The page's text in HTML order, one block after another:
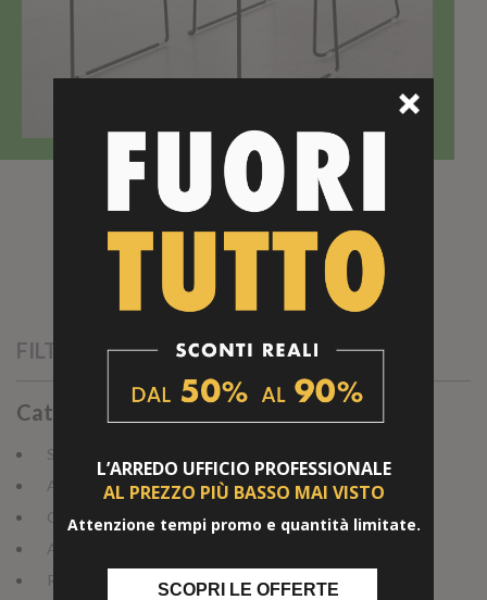
Scrivania Small Desk con Seduta Yucca
RICHEDI OFFERTA
FILTRI
Categorie
Sedie (15)
Armadio per Ufficio (28)
Cassettiere (5)
Accessori (33)
Reception (26)
L’ARREDO UFFICIO PROFESSIONALE
AL PREZZO PIÙ BASSO MAI VISTO
Attenzione tempi promo e quantità limitate.
SCOPRI LE OFFERTE